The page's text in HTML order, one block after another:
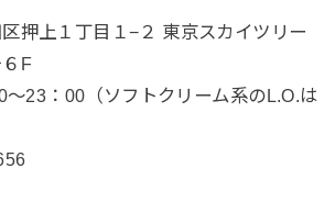
押上１丁目１−２ 東京スカイツリー
F
〜23：00（ソフトクリーム系のL.O.は